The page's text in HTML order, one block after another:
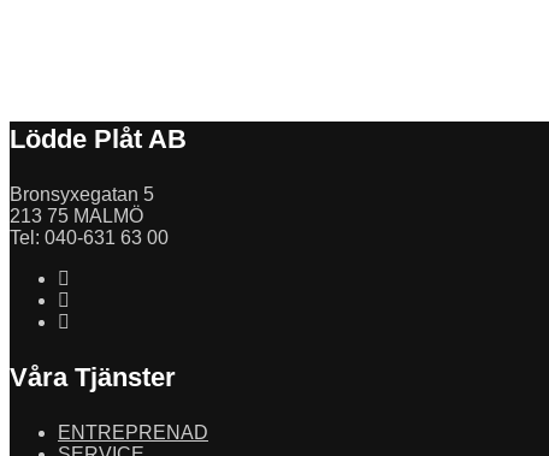
Lödde Plåt AB
Bronsyxegatan 5
213 75 MALMÖ
Tel: 040-631 63 00
Våra Tjänster
ENTREPRENAD